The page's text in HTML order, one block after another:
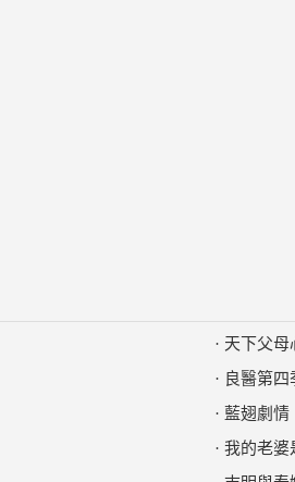
· 天下父母
· 良醫第四
· 藍翅劇情
· 我的老婆